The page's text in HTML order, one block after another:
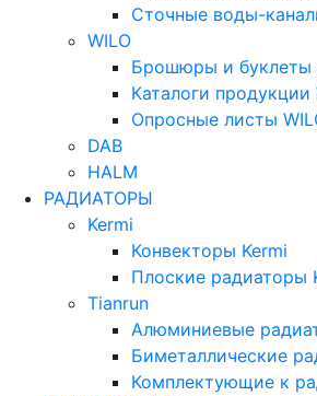
Сточные воды-
WILO
Брошюры и буклеты
Каталоги продукции
Опросные листы
DAB
HALM
РАДИАТОРЫ
Kermi
Конвекторы Kermi
Плоские радиаторы
Tianrun
Алюминиевые
Биметаллические
Комплектующие к